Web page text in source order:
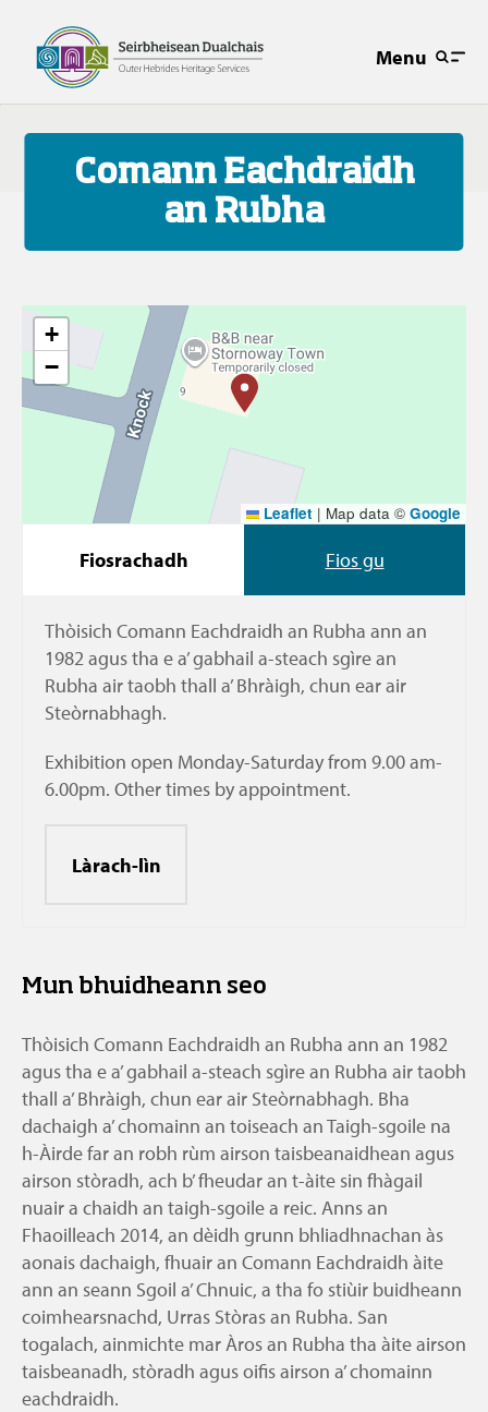
Menu
Comann Eachdraidh
an Rubha
+
−
Leaflet | Map data © Google
Fiosrachadh Fios gu
Thòisich Comann Eachdraidh an Rubha ann an
1982 agus tha e a’ gabhail a-steach sgìre an
Rubha air taobh thall a’ Bhràigh, chun ear air
Steòrnabhagh.
Exhibition open Monday-Saturday from 9.00 am-
6.00pm. Other times by appointment.
Làrach-lìn
Mun bhuidheann seo
Thòisich Comann Eachdraidh an Rubha ann an 1982
agus tha e a’ gabhail a-steach sgìre an Rubha air taobh
thall a’ Bhràigh, chun ear air Steòrnabhagh. Bha
dachaigh a’ chomainn an toiseach an Taigh-sgoile na
h-Àirde far an robh rùm airson taisbeanaidhean agus
airson stòradh, ach b’ fheudar an t-àite sin fhàgail
nuair a chaidh an taigh-sgoile a reic. Anns an
Fhaoilleach 2014, an dèidh grunn bhliadhnachan às
aonais dachaigh, fhuair an Comann Eachdraidh àite
ann an seann Sgoil a’ Chnuic, a tha fo stiùir buidheann
coimhearsnachd, Urras Stòras an Rubha. San
togalach, ainmichte mar Àros an Rubha tha àite airson
taisbeanadh, stòradh agus oifis airson a’ chomainn
eachdraidh.